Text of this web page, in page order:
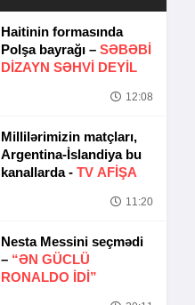
Haitinin formasında
Polşa bayrağı – SƏBƏBI
DIZAYN SƏHVI DEYIL
12:08
Millilərimizin matçları,
Argentina-İslandiya bu
kanallarda - TV AFİŞA
11:20
Nesta Messini seçmədi
– “ƏN GÜCLÜ
RONALDO IDI”